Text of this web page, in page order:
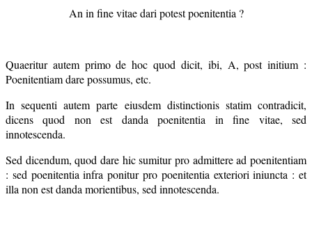
An in fine vitae dari potest poenitentia ?
Quaeritur autem primo de hoc quod dicit, ibi, A, post initium :
Poenitentiam dare possumus, etc.
In sequenti autem parte eiusdem distinctionis statim contradicit,
dicens quod non est danda poenitentia in fine vitae, sed
innotescenda.
Sed dicendum, quod dare hic sumitur pro admittere ad poenitentiam
: sed poenitentia infra ponitur pro poenitentia exteriori iniuncta : et
illa non est danda morientibus, sed innotescenda.